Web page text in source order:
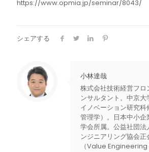
https://www.opmia.jp/seminar/8043/
シェアする
小林達哉
株式会社技術経営フロ
ンサルタント。中京
イノベーション研究
管理学）。日本中小
学会所属。公益社団法
ンジニアリング協会
（Value Engineering